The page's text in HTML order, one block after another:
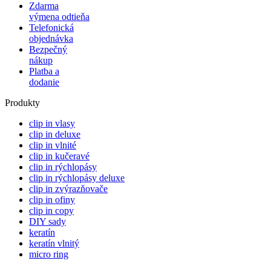
Zdarma
výmena odtieňa
Telefonická
objednávka
Bezpečný
nákup
Platba a
dodanie
Produkty
clip in vlasy
clip in deluxe
clip in vlnité
clip in kučeravé
clip in rýchlopásy
clip in rýchlopásy deluxe
clip in zvýrazňovače
clip in ofiny
clip in copy
DIY sady
keratín
keratín vlnitý
micro ring